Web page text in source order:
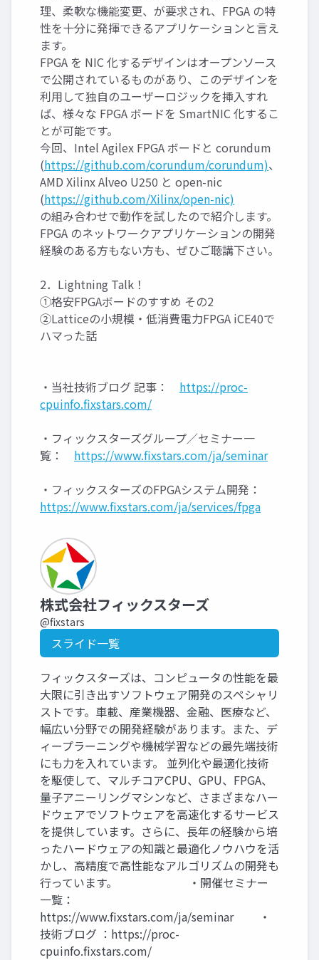
理、柔軟な機能変更、が要求され、FPGA の特
性を十分に発揮できるアプリケーションと言え
ます。
FPGA を NIC 化するデザインはオープンソース
で公開されているものがあり、このデザインを
利用して独自のユーザーロジックを挿入すれ
ば、様々な FPGA ボードを SmartNIC 化するこ
とが可能です。
今回、Intel Agilex FPGA ボードと corundum
(https://github.com/corundum/corundum)、
AMD Xilinx Alveo U250 と open-nic
(https://github.com/Xilinx/open-nic)
の組み合わせで動作を試したので紹介します。
FPGA のネットワークアプリケーションの開発
経験のある方もない方も、ぜひご聴講下さい。
2．Lightning Talk！
①格安FPGAボードのすすめ その2
②Latticeの小規模・低消費電力FPGA iCE40で
ハマった話
・当社技術ブログ 記事： https://proc-
cpuinfo.fixstars.com/
・フィックスターズグループ／セミナー一
覧： https://www.fixstars.com/ja/seminar
・フィックスターズのFPGAシステム開発：
https://www.fixstars.com/ja/services/fpga
株式会社フィックスターズ
@fixstars
スライド一覧
フィックスターズは、コンピュータの性能を最
大限に引き出すソフトウェア開発のスペシャリ
ストです。車載、産業機器、金融、医療など、
幅広い分野での開発経験があります。また、デ
ィープラーニングや機械学習などの最先端技術
にも力を入れています。 並列化や最適化技術
を駆使して、マルチコアCPU、GPU、FPGA、
量子アニーリングマシンなど、さまざまなハー
ドウェアでソフトウェアを高速化するサービス
を提供しています。さらに、長年の経験から培
ったハードウェアの知識と最適化ノウハウを活
かし、高精度で高性能なアルゴリズムの開発も
行っています。 ・開催セミナー
一覧：
https://www.fixstars.com/ja/seminar ・
技術ブログ ：https://proc-
cpuinfo.fixstars.com/